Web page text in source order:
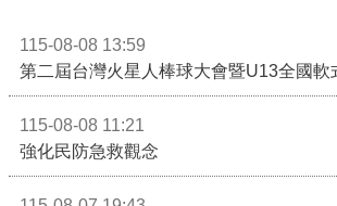
115-08-08 13:59
115-08-08 11:21
強化民防急救觀念